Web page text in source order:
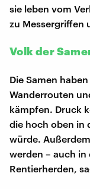
sie leben vom
zu Messergriffen
Volk der
Die Samen
Wanderrouten
kämpfen. Druck
die hoch oben in
würde.
werden – auch
Rentierherden,